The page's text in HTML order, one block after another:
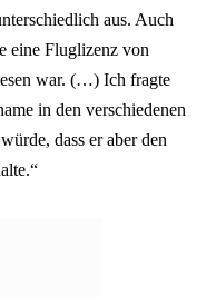
aus. Auch
eine Fluglizenz von
war. (…) Ich fragte
in den verschiedenen
dass er aber den